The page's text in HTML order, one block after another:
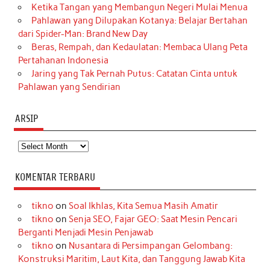
Ketika Tangan yang Membangun Negeri Mulai Menua
Pahlawan yang Dilupakan Kotanya: Belajar Bertahan
dari Spider-Man: Brand New Day
Beras, Rempah, dan Kedaulatan: Membaca Ulang Peta
Pertahanan Indonesia
Jaring yang Tak Pernah Putus: Catatan Cinta untuk
Pahlawan yang Sendirian
ARSIP
Arsip
KOMENTAR TERBARU
tikno on Soal Ikhlas, Kita Semua Masih Amatir
tikno on Senja SEO, Fajar GEO: Saat Mesin Pencari
Berganti Menjadi Mesin Penjawab
tikno on Nusantara di Persimpangan Gelombang:
Konstruksi Maritim, Laut Kita, dan Tanggung Jawab Kita